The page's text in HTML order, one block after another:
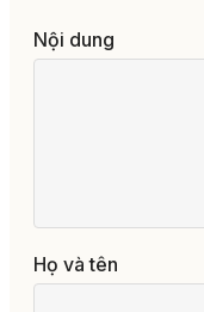
Nội dung
Họ và tên